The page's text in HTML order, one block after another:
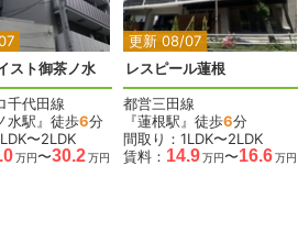
スト御茶ノ水
千代田線
水駅』徒歩6分
〜2LDK
万円〜30.2万円
更新 08/07
レスピール蓮根
都営三田線
『蓮根駅』徒歩6分
間取り：1LDK〜2LDK
賃料： 14.9万円〜16.6万円